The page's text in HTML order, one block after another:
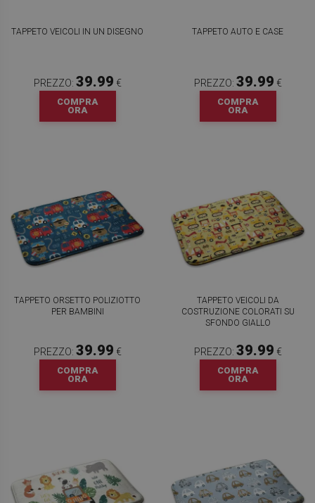
TAPPETO VEICOLI IN UN DISEGNO
PREZZO: 39.99 €
COMPRA
ORA
TAPPETO AUTO E CASE
PREZZO: 39.99 €
COMPRA
ORA
TAPPETO ORSETTO POLIZIOTTO
PER BAMBINI
PREZZO: 39.99 €
COMPRA
ORA
TAPPETO VEICOLI DA
COSTRUZIONE COLORATI SU
SFONDO GIALLO
PREZZO: 39.99 €
COMPRA
ORA